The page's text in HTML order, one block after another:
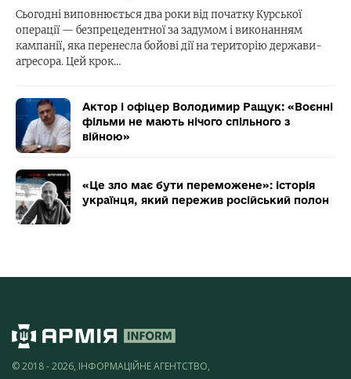
Сьогодні виповнюється два роки від початку Курської
операції — безпрецедентної за задумом і виконанням
кампанії, яка перенесла бойові дії на територію держави-
агресора. Цей крок…
Актор і офіцер Володимир Ращук: «Воєнні
фільми не мають нічого спільного з
війною»
«Це зло має бути переможене»: історія
українця, який пережив російський полон
© 2018 - 2026, ІНФОРМАЦІЙНЕ АГЕНТСТВО,